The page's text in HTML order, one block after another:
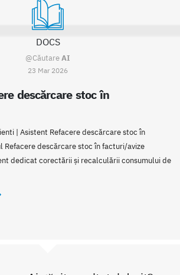
DOCS
@CăutareAI
23 Mar 2026
descărcare stoc în
| Asistent Refacere descărcare stoc în
Refacere descărcare stoc în facturi/avize
dedicat corectării și recalculării consumului de